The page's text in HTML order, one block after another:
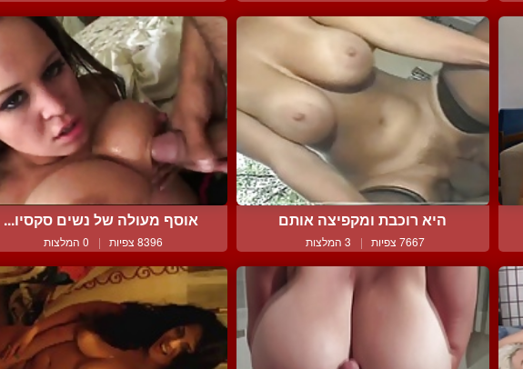
היא רוכבת ומקפיצה אותם
7667 צפיות | 3 המלצות
אוסף מעולה של נשים סקסיו...
8396 צפיות | 0 המלצות